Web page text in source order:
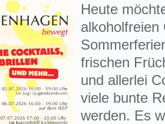
Heute
alkoholfreien
frischen
und allerlei
viele bunte
werden. Es